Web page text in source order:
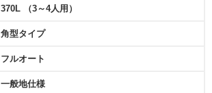
370L （3～4人用）
角型タイプ
フルオート
一般地仕様